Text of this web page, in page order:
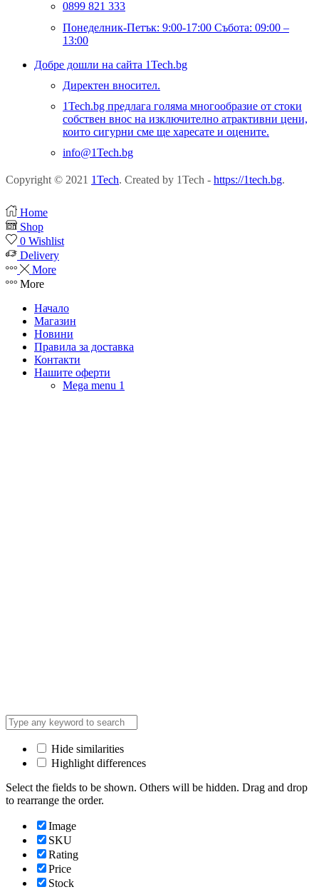
0899 821 333
Понеделник-Петък: 9:00-17:00 Събота: 09:00 –
13:00
Добре дошли на сайта 1Tech.bg
Директен вносител.
1Tech.bg предлага голяма многообразие от стоки
собствен внос на изключително атрактивни цени,
които сигурни сме ще харесате и оцените.
info@1Tech.bg
Copyright © 2021 1Tech. Created by 1Tech - https://1tech.bg.
Home
Shop
0 Wishlist
Delivery
More
More
Начало
Магазин
Новини
Правила за доставка
Контакти
Нашите оферти
Mega menu 1
Hide similarities
Highlight differences
Select the fields to be shown. Others will be hidden. Drag and drop
to rearrange the order.
Image
SKU
Rating
Price
Stock